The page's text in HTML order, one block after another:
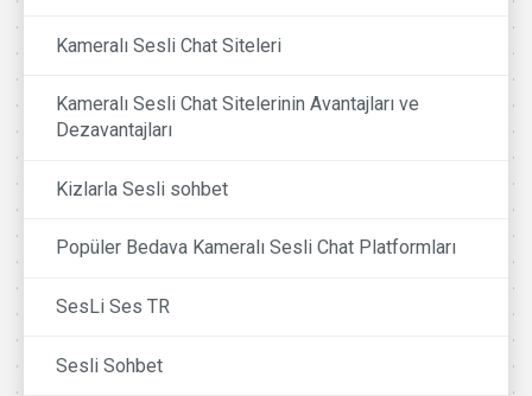
Kameralı Sesli Chat Siteleri
Kameralı Sesli Chat Sitelerinin Avantajları ve
Dezavantajları
Kizlarla Sesli sohbet
Popüler Bedava Kameralı Sesli Chat Platformları
SesLi Ses TR
Sesli Sohbet